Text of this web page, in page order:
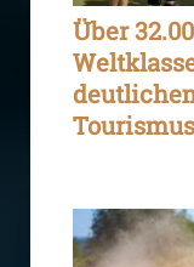
Über